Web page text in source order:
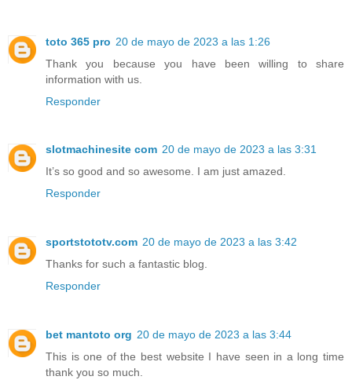
toto 365 pro 20 de mayo de 2023 a las 1:26
Thank you because you have been willing to share
information with us.
Responder
slotmachinesite com 20 de mayo de 2023 a las 3:31
It’s so good and so awesome. I am just amazed.
Responder
sportstototv.com 20 de mayo de 2023 a las 3:42
Thanks for such a fantastic blog.
Responder
bet mantoto org 20 de mayo de 2023 a las 3:44
This is one of the best website I have seen in a long time
thank you so much.